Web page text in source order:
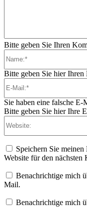
Bitte geben Sie Ihren
Bitte geben Sie hier Ihren
Sie haben eine falsche
Bitte geben Sie hier Ihre
Speichern Sie
Website für den nächsten
Benachrichtige mich
Mail.
Benachrichtige mich